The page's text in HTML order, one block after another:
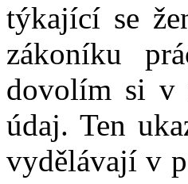
týkající se
zákoníku
dovolím si v
údaj. Ten
vydělávají v